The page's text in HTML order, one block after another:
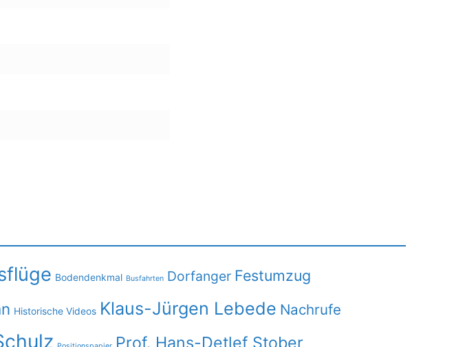
Bodendenkmal Busfahrten Dorfanger Festumzug
Historische Videos Klaus-Jürgen Lebede Nachrufe
Prof. Hans-Detlef Stober